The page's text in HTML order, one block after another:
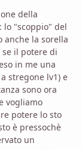
della
lo "scoppio" del
anche la sorella
il potere di
in me una
stregone lv1) e
sono ora
vogliamo
potere lo sto
è pressochè
un